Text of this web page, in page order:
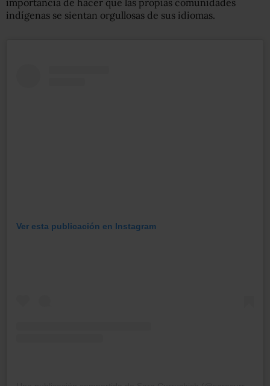
indígenas se sientan orgullosas de sus idiomas.
Ver esta publicación en Instagram